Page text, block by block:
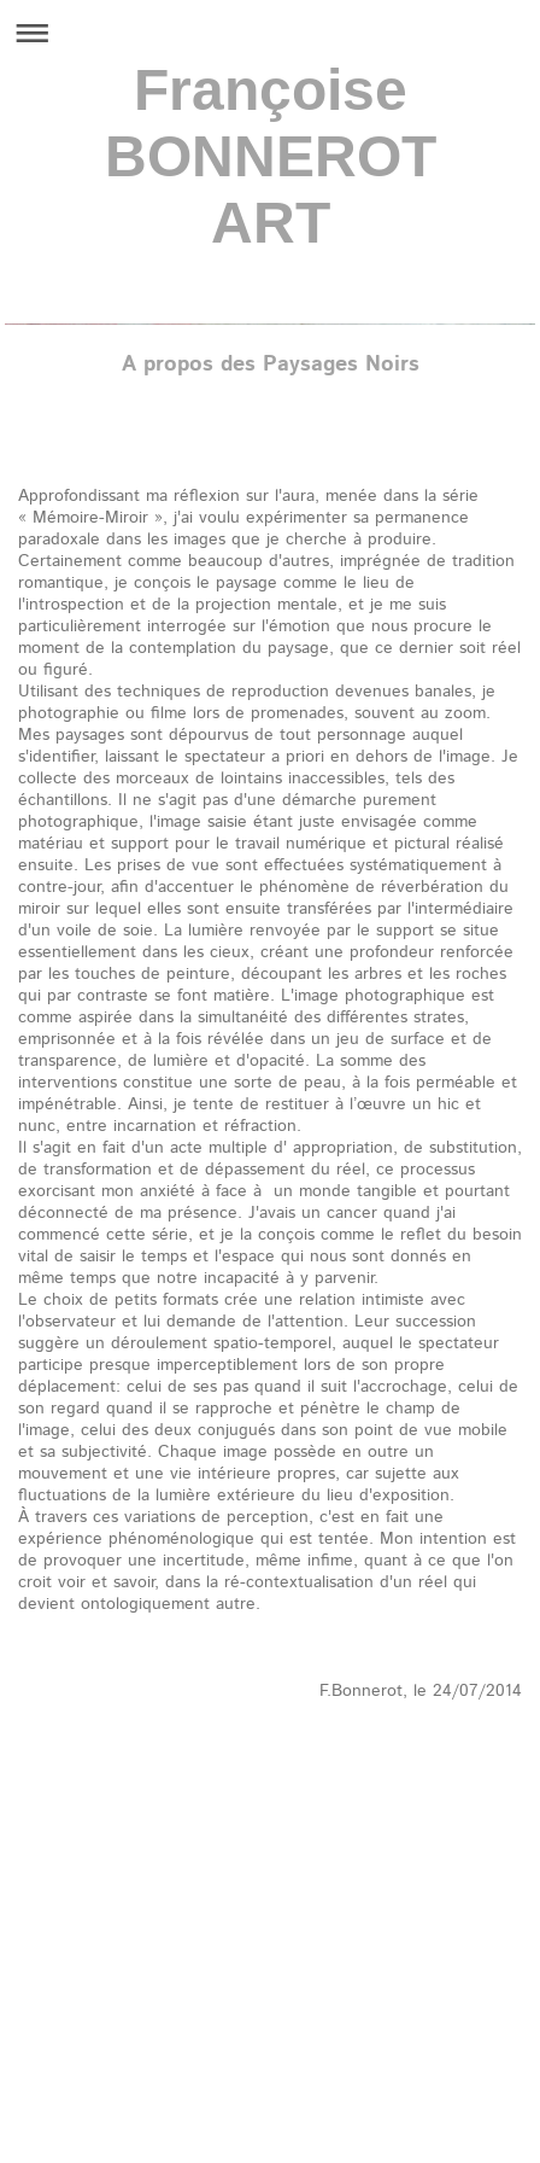
Françoise
BONNEROT
ART
A propos des Paysages Noirs
Approfondissant ma réflexion sur l'aura, menée dans la série
« Mémoire-Miroir », j'ai voulu expérimenter sa permanence
paradoxale dans les images que je cherche à produire.
Certainement comme beaucoup d'autres, imprégnée de tradition
romantique, je conçois le paysage comme le lieu de
l'introspection et de la projection mentale, et je me suis
particulièrement interrogée sur l'émotion que nous procure le
moment de la contemplation du paysage, que ce dernier soit réel
ou figuré.
Utilisant des techniques de reproduction devenues banales, je
photographie ou filme lors de promenades, souvent au zoom.
Mes paysages sont dépourvus de tout personnage auquel
s'identifier, laissant le spectateur a priori en dehors de l'image. Je
collecte des morceaux de lointains inaccessibles, tels des
échantillons. Il ne s'agit pas d'une démarche purement
photographique, l'image saisie étant juste envisagée comme
matériau et support pour le travail numérique et pictural réalisé
ensuite. Les prises de vue sont effectuées systématiquement à
contre-jour, afin d'accentuer le phénomène de réverbération du
miroir sur lequel elles sont ensuite transférées par l'intermédiaire
d'un voile de soie. La lumière renvoyée par le support se situe
essentiellement dans les cieux, créant une profondeur renforcée
par les touches de peinture, découpant les arbres et les roches
qui par contraste se font matière. L'image photographique est
comme aspirée dans la simultanéité des différentes strates,
emprisonnée et à la fois révélée dans un jeu de surface et de
transparence, de lumière et d'opacité. La somme des
interventions constitue une sorte de peau, à la fois perméable et
impénétrable. Ainsi, je tente de restituer à l’œuvre un hic et
nunc, entre incarnation et réfraction.
Il s'agit en fait d'un acte multiple d' appropriation, de substitution,
de transformation et de dépassement du réel, ce processus
exorcisant mon anxiété à face à un monde tangible et pourtant
déconnecté de ma présence. J'avais un cancer quand j'ai
commencé cette série, et je la conçois comme le reflet du besoin
vital de saisir le temps et l'espace qui nous sont donnés en
même temps que notre incapacité à y parvenir.
Le choix de petits formats crée une relation intimiste avec
l'observateur et lui demande de l'attention. Leur succession
suggère un déroulement spatio-temporel, auquel le spectateur
participe presque imperceptiblement lors de son propre
déplacement: celui de ses pas quand il suit l'accrochage, celui de
son regard quand il se rapproche et pénètre le champ de
l'image, celui des deux conjugués dans son point de vue mobile
et sa subjectivité. Chaque image possède en outre un
mouvement et une vie intérieure propres, car sujette aux
fluctuations de la lumière extérieure du lieu d'exposition.
À travers ces variations de perception, c'est en fait une
expérience phénoménologique qui est tentée. Mon intention est
de provoquer une incertitude, même infime, quant à ce que l'on
croit voir et savoir, dans la ré-contextualisation d'un réel qui
devient ontologiquement autre.
F.Bonnerot, le 24/07/2014